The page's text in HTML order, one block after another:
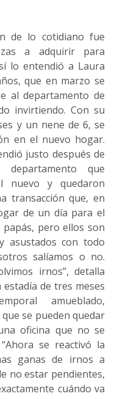
de lo cotidiano fue
a adquirir para
lo entendió a Laura
que en marzo se
al departamento de
invirtiendo. Con su
y un nene de 6, se
en el nuevo hogar.
justo después de
que
nuevo y quedaron
transacción que, en
de un día para el
pero ellos son
asustados con todo
salíamos o no.
irnos”, detalla
de tres meses
amueblado,
se pueden quedar
oficina que no se
se reactivó la
ganas de irnos a
no estar pendientes,
cuándo va